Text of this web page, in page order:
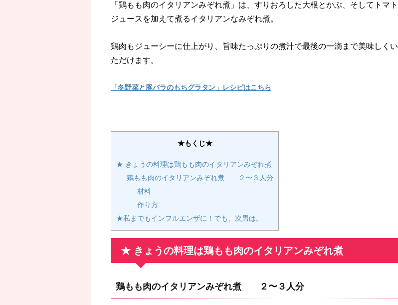
「鶏もも肉のイタリアンみぞれ煮」は、すりおろした大根とかぶ、そしてトマト
ジュースを加えて煮るイタリアンなみぞれ煮。
鶏肉もジューシーに仕上がり、旨味たっぷりの煮汁で最後の一滴まで美味しくい
ただけます。
「冬野菜と豚バラのもちグラタン」レシピはこちら
★もくじ★
★ きょうの料理は鶏もも肉のイタリアンみぞれ煮
鶏もも肉のイタリアンみぞれ煮 ２〜３人分
材料
作り方
★私までもインフルエンザに！でも、次男は。
★ きょうの料理は鶏もも肉のイタリアンみぞれ煮
鶏もも肉のイタリアンみぞれ煮 ２〜３人分